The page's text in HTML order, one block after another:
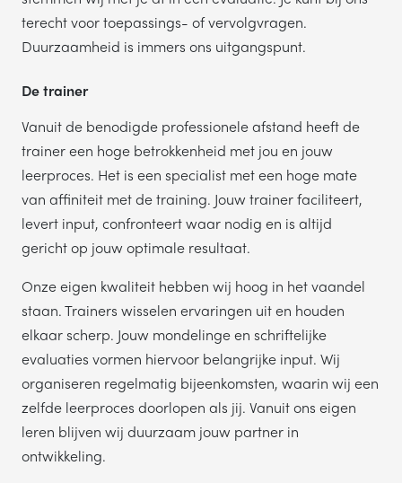
terecht voor toepassings- of vervolgvragen.
Duurzaamheid is immers ons uitgangspunt.
De trainer
Vanuit de benodigde professionele afstand heeft de
trainer een hoge betrokkenheid met jou en jouw
leerproces. Het is een specialist met een hoge mate
van affiniteit met de training. Jouw trainer faciliteert,
levert input, confronteert waar nodig en is altijd
gericht op jouw optimale resultaat.
Onze eigen kwaliteit hebben wij hoog in het vaandel
staan. Trainers wisselen ervaringen uit en houden
elkaar scherp. Jouw mondelinge en schriftelijke
evaluaties vormen hiervoor belangrijke input. Wij
organiseren regelmatig bijeenkomsten, waarin wij een
zelfde leerproces doorlopen als jij. Vanuit ons eigen
leren blijven wij duurzaam jouw partner in
ontwikkeling.